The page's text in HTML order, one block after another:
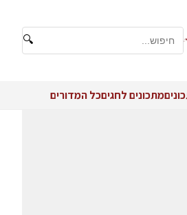
🔍
מתכונים לחגיםכל המדורים